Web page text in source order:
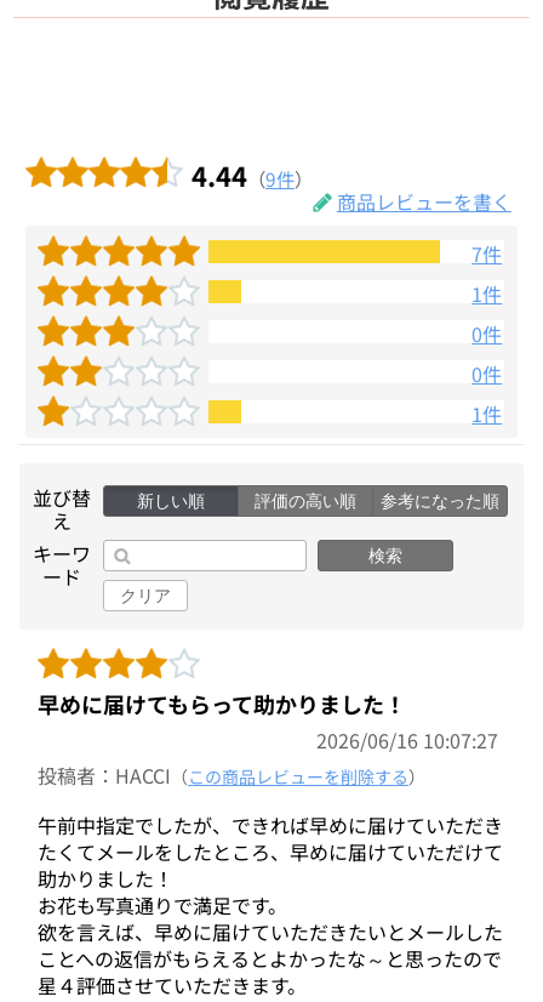
4.44 （9件）
商品レビューを書く
7件
1件
0件
0件
1件
並び替
え
新しい順 評価の高い順 参考になった順
キーワ
ード
検索
クリア
早めに届けてもらって助かりました！
2026/06/16 10:07:27
投稿者：HACCI （この商品レビューを削除する）
午前中指定でしたが、できれば早めに届けていただき
たくてメールをしたところ、早めに届けていただけて
助かりました！
お花も写真通りで満足です。
欲を言えば、早めに届けていただきたいとメールした
ことへの返信がもらえるとよかったな～と思ったので
星４評価させていただきます。